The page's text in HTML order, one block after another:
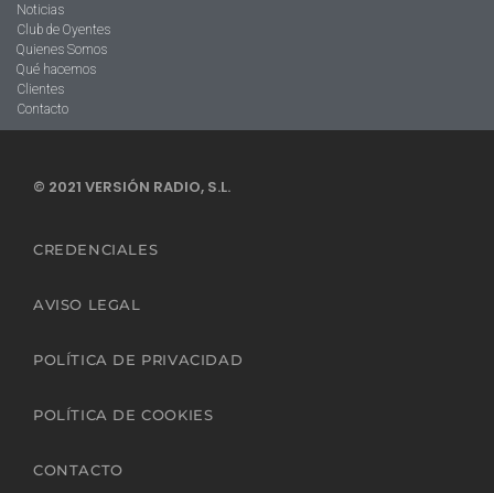
Noticias
Club de Oyentes
Quienes Somos
Qué hacemos
Clientes
Contacto
© 2021 VERSIÓN RADIO, S.L.
CREDENCIALES
AVISO LEGAL
POLÍTICA DE PRIVACIDAD
POLÍTICA DE COOKIES
CONTACTO